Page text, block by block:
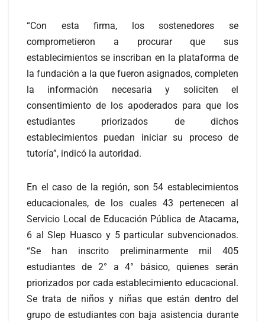
“Con esta firma, los sostenedores se
comprometieron a procurar que sus
establecimientos se inscriban en la plataforma de
la fundación a la que fueron asignados, completen
la información necesaria y soliciten el
consentimiento de los apoderados para que los
estudiantes priorizados de dichos
establecimientos puedan iniciar su proceso de
tutoría”, indicó la autoridad.
En el caso de la región, son 54 establecimientos
educacionales, de los cuales 43 pertenecen al
Servicio Local de Educación Pública de Atacama,
6 al Slep Huasco y 5 particular subvencionados.
“Se han inscrito preliminarmente mil 405
estudiantes de 2° a 4° básico, quienes serán
priorizados por cada establecimiento educacional.
Se trata de niños y niñas que están dentro del
grupo de estudiantes con baja asistencia durante